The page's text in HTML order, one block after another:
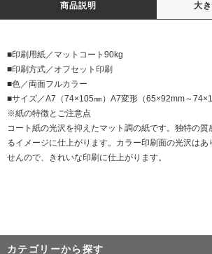
商品説明 大
■印刷用紙／マットコート90kg
■印刷方式／オフセット印刷
■色／両面フルカラー
■サイズ／A7（74×105㎜）A7変形（65×92mm～
※紙の特徴とご注意点
コート紙の光沢を抑えたマット調の紙です。独特の質
るイメージに仕上がります。カラー印刷面の光沢はあ
せんので、きれいな印刷に仕上がります。
カテゴリーから探す